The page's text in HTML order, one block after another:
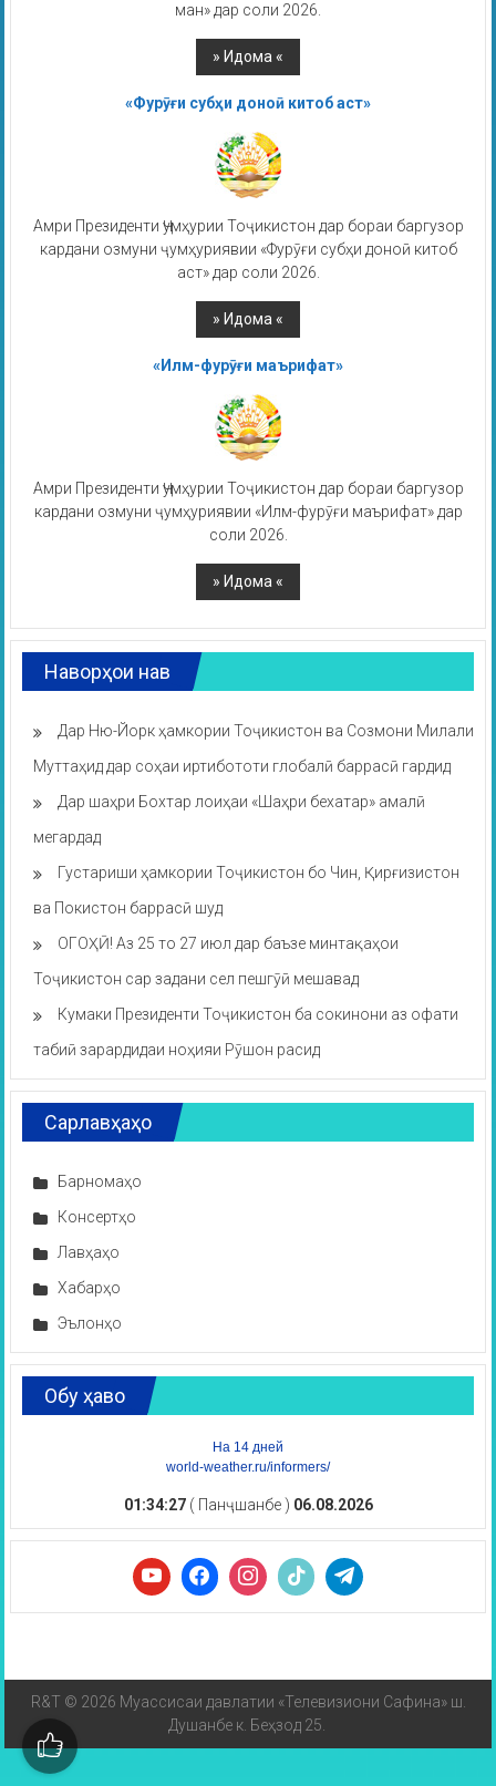
ман» дар соли 2026.
«Фурӯғи субҳи доноӣ китоб аст»
Амри Президенти Ҷумҳурии Тоҷикистон дар бораи баргузор
кардани озмуни ҷумҳуриявии «Фурӯғи субҳи доноӣ китоб
аст» дар соли 2026.
«Илм-фурӯғи маърифат»
Амри Президенти Ҷумҳурии Тоҷикистон дар бораи баргузор
кардани озмуни ҷумҳуриявии «Илм-фурӯғи маърифат» дар
соли 2026.
Наворҳои нав
Дар Ню-Йорк ҳамкории Тоҷикистон ва Созмони Милали
Муттаҳид дар соҳаи иртибототи глобалӣ баррасӣ гардид
Дар шаҳри Бохтар лоиҳаи «Шаҳри бехатар» амалӣ
мегардад
Густариши ҳамкории Тоҷикистон бо Чин, Қирғизистон
ва Покистон баррасӣ шуд
ОГОҲӢ! Аз 25 то 27 июл дар баъзе минтақаҳои
Тоҷикистон сар задани сел пешгӯӣ мешавад
Кумаки Президенти Тоҷикистон ба сокинони аз офати
табиӣ зарардидаи ноҳияи Рӯшон расид
Сарлавҳаҳо
Барномаҳо
Консертҳо
Лавҳаҳо
Хабарҳо
Эълонҳо
Обу ҳаво
На 14 дней
world-weather.ru/informers/
01:34:27( Панҷшанбе ) 06.08.2026
R&T © 2026 Муассисаи давлатии «Телевизиони Сафина» ш.
Душанбе к. Беҳзод 25.